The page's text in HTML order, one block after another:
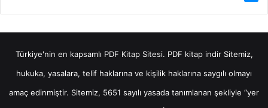
Türkiye'nin en kapsamlı PDF Kitap Sitesi. PDF kitap indirSitemiz,
hukuka, yasalara, telif haklarına ve kişilik haklarına saygılı olmayı
amaç edinmiştir. Sitemiz, 5651 sayılı yasada tanımlanan şekliyle “yer